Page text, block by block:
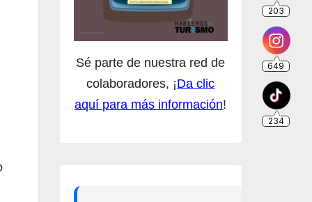
Sé parte de nuestra red de
colaboradores, ¡Da clic
aquí para más información!